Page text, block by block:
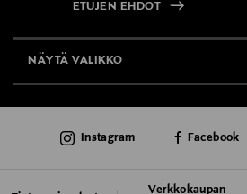
ETUJEN EHDOT
NÄYTÄ VALIKKO
AJANKOHTAISTA
Verkkokaupan
Instagram Facebook